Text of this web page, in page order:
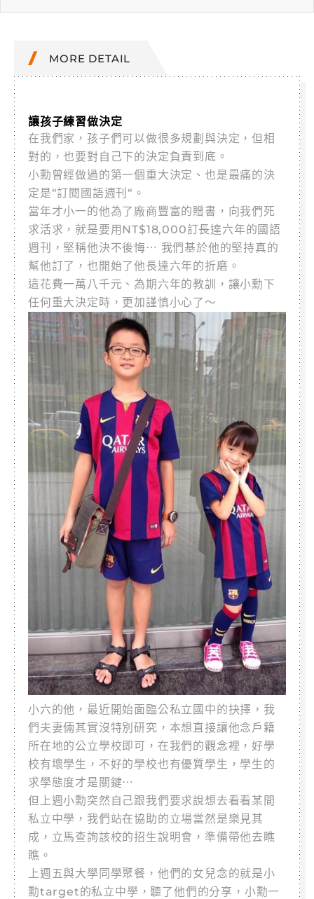
MORE DETAIL
讓孩子練習做決定
在我們家，孩子們可以做很多規劃與決定，但相
對的，也要對自己下的決定負責到底。
小勳曾經做過的第一個重大決定、也是最痛的決
定是“訂閱國語週刊“。
當年才小一的他為了廠商豐富的贈書，向我們死
求活求，就是要用NT$18,000訂長達六年的國語
週刊，堅稱他決不後悔⋯ 我們基於他的堅持真的
幫他訂了，也開始了他長達六年的折磨。
這花費一萬八千元、為期六年的教訓，讓小勳下
任何重大決定時，更加謹慎小心了～
小六的他，最近開始面臨公私立國中的抉擇，我
們夫妻倆其實沒特別研究，本想直接讓他念戶籍
所在地的公立學校即可，在我們的觀念裡，好學
校有壞學生，不好的學校也有優質學生，學生的
求學態度才是關鍵⋯
但上週小勳突然自己跟我們要求說想去看看某間
私立中學，我們站在協助的立場當然是樂見其
成，立馬查詢該校的招生說明會，準備帶他去瞧
瞧。
上週五與大學同學聚餐，他們的女兒念的就是小
勳target的私立中學，聽了他們的分享，小勳一